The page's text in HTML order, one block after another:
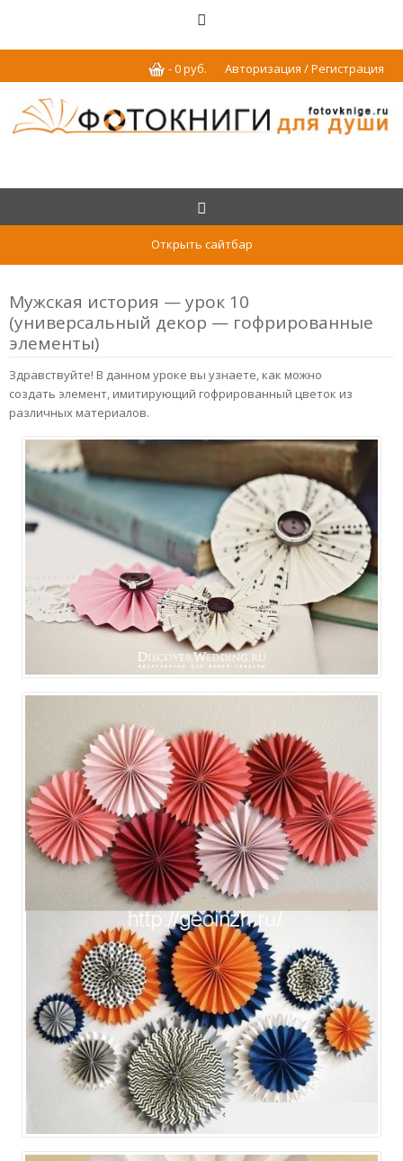
Авторизация / Регистрация
-0руб.
Открыть сайтбар
Мужская история — урок 10
(универсальный декор — гофрированные
элементы)
Здравствуйте! В данном уроке вы узнаете, как можно
создать элемент, имитирующий гофрированный цветок из
различных материалов.